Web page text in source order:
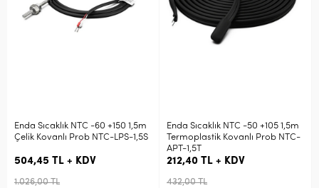
Enda Sıcaklık NTC -60 +150 1,5m
Çelik Kovanlı Prob NTC-LPS-1,5S
504,45 TL + KDV
1.026,00 TL
Enda Sıcaklık NTC -50 +105 1,5m
Termoplastik Kovanlı Prob NTC-
APT-1,5T
212,40 TL + KDV
432,00 TL